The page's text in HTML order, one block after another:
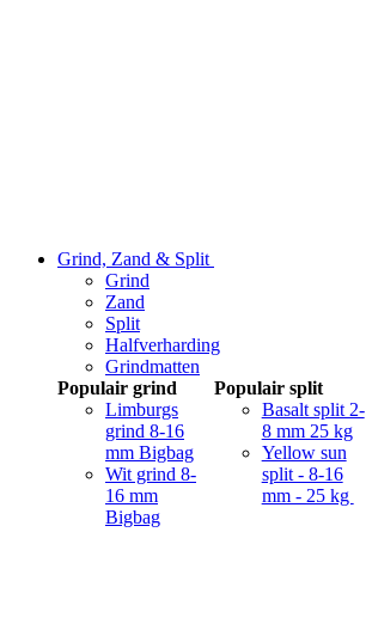
Grind, Zand & Split
Grind
Zand
Split
Halfverharding
Grindmatten
Populair grind
Limburgs
grind 8-16
mm Bigbag
Wit grind 8-
16 mm
Bigbag
Populair split
Basalt split 2-
8 mm 25 kg
Yellow sun
split - 8-16
mm - 25 kg